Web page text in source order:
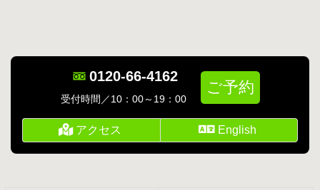
ン
の
0120-66-4162
受付時間／10：00～19：00
ご予約
アクセス English